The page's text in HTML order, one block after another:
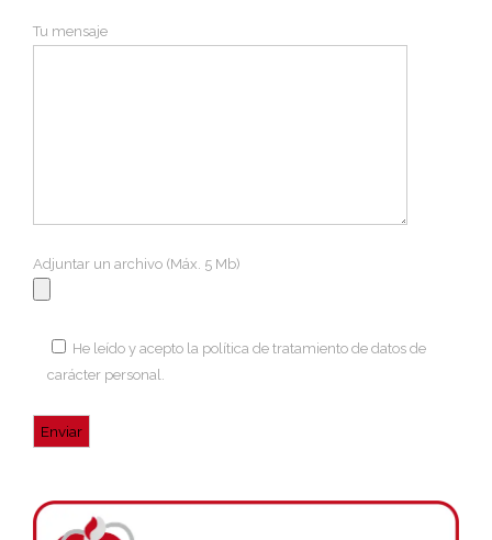
Tu mensaje
Adjuntar un archivo (Máx. 5 Mb)
He leído y acepto la política de tratamiento de datos de
carácter personal